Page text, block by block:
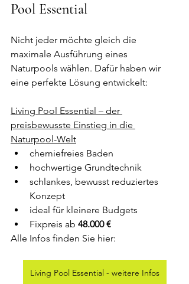
Pool Essential
Nicht jeder möchte gleich die
maximale Ausführung eines
Naturpools wählen. Dafür haben wir
eine perfekte Lösung entwickelt:
Living Pool Essential – der
preisbewusste Einstieg in die
Naturpool-Welt
chemiefreies Baden
hochwertige Grundtechnik
schlankes, bewusst reduziertes
Konzept
ideal für kleinere Budgets
Fixpreis ab 48.000 €
Alle Infos finden Sie hier:
Living Pool Essential - weitere Infos